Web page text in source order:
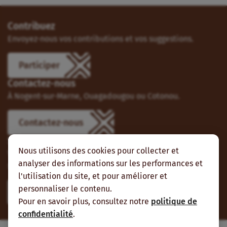
Nous utilisons des cookies pour collecter et
analyser des informations sur les performances et
l'utilisation du site, et pour améliorer et
personnaliser le contenu.
Pour en savoir plus, consultez notre politique de
confidentialité.
Contribuez
Envoyez-nous vos contributions et vos suggestions.
Participer
Contactez-nous
À Nogent-sur-Marne, Ouagadougou ou Cotonou.
Contactez-nous
Suivez-nous
Vous pouvez aussi vous abonner à nos flux RSS et nous
suivre sur les réseaux sociaux.